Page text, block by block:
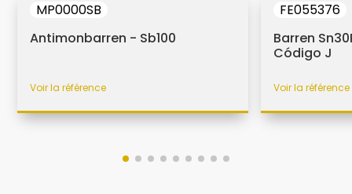
MP0000SB
Antimonbarren - Sb100
Voir la référence
FE055376
Barren
Código J
Voir la référence